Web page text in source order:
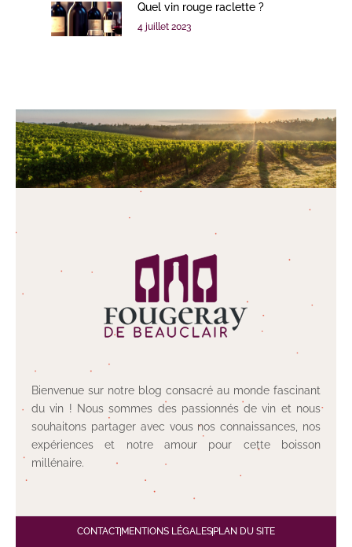
Quel vin rouge raclette ?
4 juillet 2023
Bienvenue sur notre blog consacré au monde fascinant
du vin ! Nous sommes des passionnés de vin et nous
souhaitons partager avec vous nos connaissances, nos
expériences et notre amour pour cette boisson
millénaire.
CONTACT MENTIONS LÉGALES PLAN DU SITE